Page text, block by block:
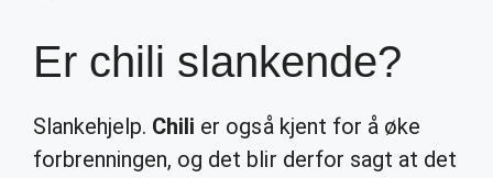
Er chili slankende?
Slankehjelp. Chili er også kjent for å øke
forbrenningen, og det blir derfor sagt at det